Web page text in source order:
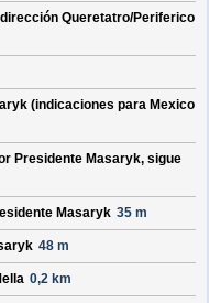
Queretatro/Periferico
(indicaciones para Mexico
Presidente Masaryk, sigue
Masaryk 35 m
48 m
0,2 km